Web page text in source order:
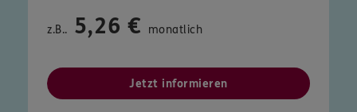
z.B.. 5,26 € monatlich
Jetzt informieren